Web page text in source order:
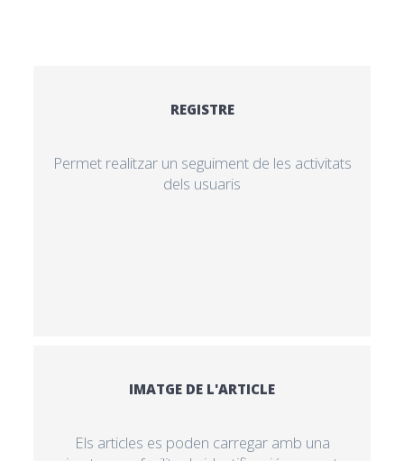
REGISTRE
Permet realitzar un seguiment de les activitats
dels usuaris
IMATGE DE L'ARTICLE
Els articles es poden carregar amb una